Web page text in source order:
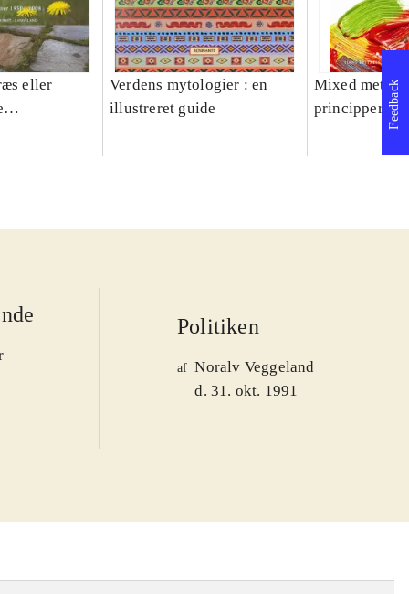
eller
Verdens mytologier : en
illustreret guide
Mixed
principper og
Politiken
af Noralv Veggeland
d. 31. okt. 1991
Feedback